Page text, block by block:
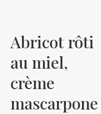
Abricot rôti
au miel,
crème
mascarpone